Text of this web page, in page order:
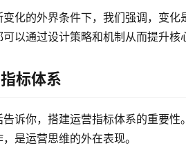
变化的外界条件下，我们强调，变化
以通过设计策略和机制从而提升核
标体系
告诉你，搭建运营指标体系的重要
是运营思维的外在表现。